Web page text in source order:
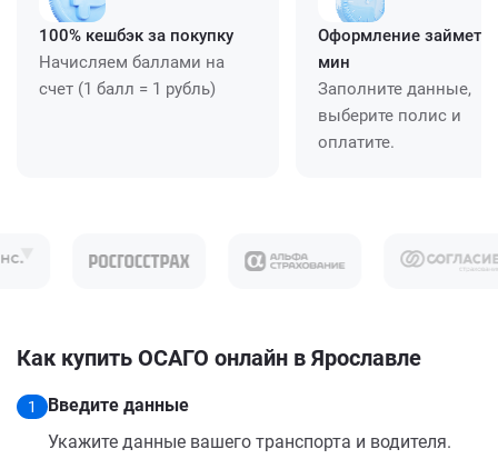
100% кешбэк за покупку
Начисляем баллами на
счет (1 балл = 1 рубль)
Оформление займет
мин
Заполните данные,
выберите полис и
оплатите.
Как купить ОСАГО онлайн в Ярославле
1
Введите данные
Укажите данные вашего транспорта и водителя.